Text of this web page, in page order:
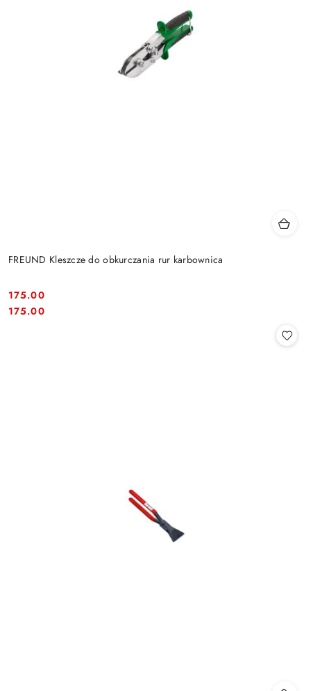
FREUND Kleszcze do obkurczania rur karbownica
Cena:
175.00
Cena:
175.00